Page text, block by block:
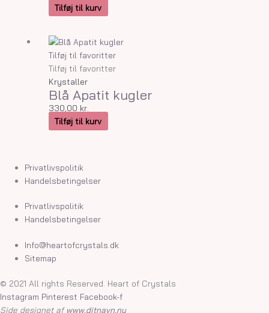
Tilføj til kurv
Tilføj til favoritter
Tilføj til favoritter
Krystaller
Blå Apatit kugler
330,00 kr.
Tilføj til kurv
Privatlivspolitik
Handelsbetingelser
Privatlivspolitik
Handelsbetingelser
Info@heartofcrystals.dk
Sitemap
© 2021 All rights Reserved. Heart of Crystals
Instagram Pinterest Facebook-f
Side designet af www.ditnavn.nu